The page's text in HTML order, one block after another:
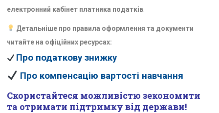
електронний кабінет платника податків
Детальніше про правила оформлення та документи
читайте на офіційних ресурсах:
Про податкову знижку
Про компенсацію вартості навчання
Скористайтеся можливістю зекономити
та отримати підтримку від держави!